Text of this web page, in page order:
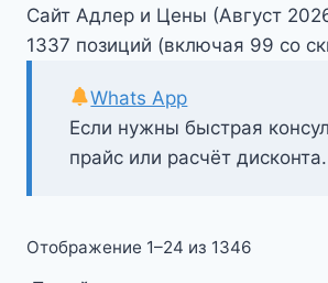
Сайт Адлер и Цены (Август
1337 позиций (включая 99 со
Если нужны быстрая
прайс или расчёт дисконта.
Whats App
Отображение 1–24 из 1346